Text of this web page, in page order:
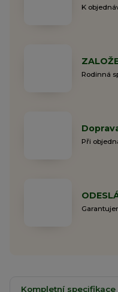
K
Rodinná
Při
Kompletní specifikace